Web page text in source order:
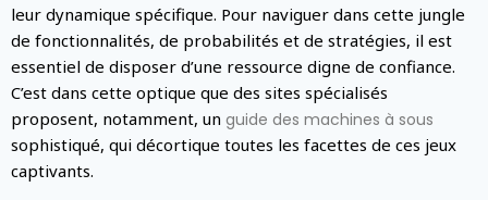
leur dynamique spécifique. Pour naviguer dans cette jungle
de fonctionnalités, de probabilités et de stratégies, il est
essentiel de disposer d’une ressource digne de confiance.
C’est dans cette optique que des sites spécialisés
proposent, notamment, un guide des machines à sous
sophistiqué, qui décortique toutes les facettes de ces jeux
captivants.